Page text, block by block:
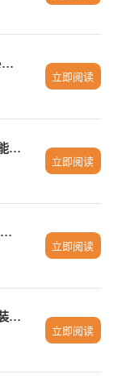
如何通过Google Chrome优化多标签页体验
立即阅读
Chrome浏览器浏览器性能测试实测及优化方案全面解读
立即阅读
google浏览器下载安装包自动更新设置与管理教程
立即阅读
Chrome浏览器下载及安装完成后账号登录同步教程
立即阅读